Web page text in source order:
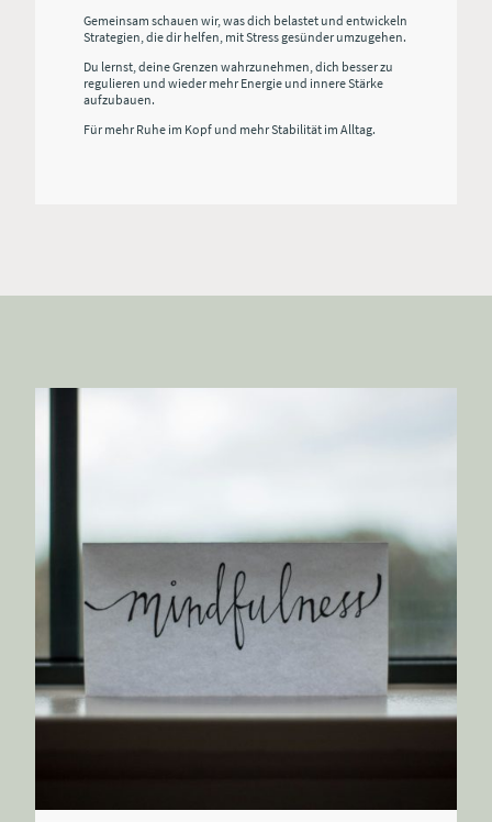
Gemeinsam schauen wir, was dich belastet und entwickeln
Strategien, die dir helfen, mit Stress gesünder umzugehen.
Du lernst, deine Grenzen wahrzunehmen, dich besser zu
regulieren und wieder mehr Energie und innere Stärke
aufzubauen.
Für mehr Ruhe im Kopf und mehr Stabilität im Alltag.